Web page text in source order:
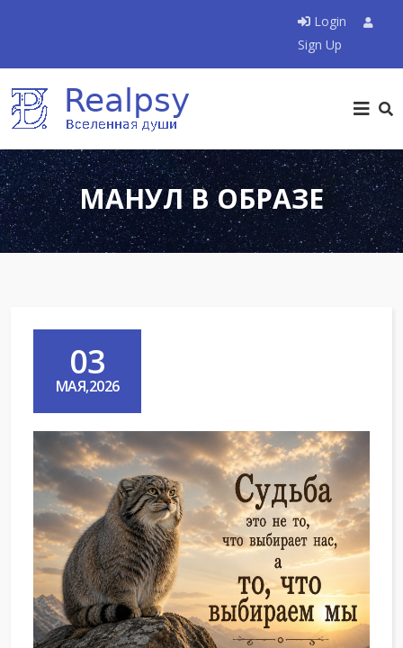
Login
Sign Up
МАНУЛ В ОБРАЗЕ
03
МАЯ,2026